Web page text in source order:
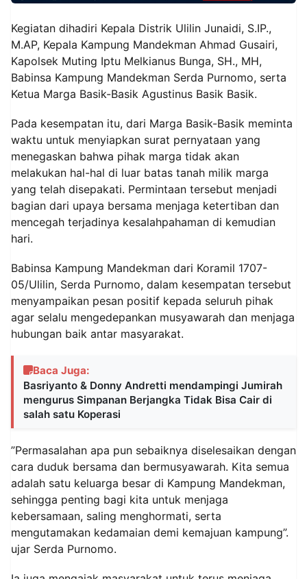
Kegiatan dihadiri Kepala Distrik Ulilin Junaidi, S.IP.,
M.AP, Kepala Kampung Mandekman Ahmad Gusairi,
Kapolsek Muting Iptu Melkianus Bunga, SH., MH,
Babinsa Kampung Mandekman Serda Purnomo, serta
Ketua Marga Basik-Basik Agustinus Basik Basik.
Pada kesempatan itu, dari Marga Basik-Basik meminta
waktu untuk menyiapkan surat pernyataan yang
menegaskan bahwa pihak marga tidak akan
melakukan hal-hal di luar batas tanah milik marga
yang telah disepakati. Permintaan tersebut menjadi
bagian dari upaya bersama menjaga ketertiban dan
mencegah terjadinya kesalahpahaman di kemudian
hari.
Babinsa Kampung Mandekman dari Koramil 1707-
05/Ulilin, Serda Purnomo, dalam kesempatan tersebut
menyampaikan pesan positif kepada seluruh pihak
agar selalu mengedepankan musyawarah dan menjaga
hubungan baik antar masyarakat.
Baca Juga:
Basriyanto & Donny Andretti mendampingi Jumirah
mengurus Simpanan Berjangka Tidak Bisa Cair di
salah satu Koperasi
”Permasalahan apa pun sebaiknya diselesaikan dengan
cara duduk bersama dan bermusyawarah. Kita semua
adalah satu keluarga besar di Kampung Mandekman,
sehingga penting bagi kita untuk menjaga
kebersamaan, saling menghormati, serta
mengutamakan kedamaian demi kemajuan kampung”.
ujar Serda Purnomo.